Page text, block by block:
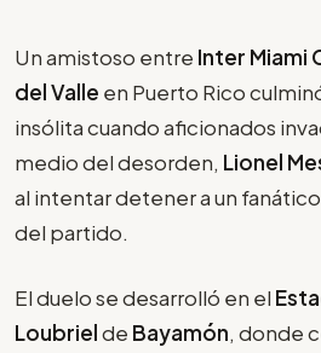
Un amistoso entre Inter Miami
del Valle en Puerto Rico
insólita cuando aficionados
medio del desorden, Lionel
al intentar detener a un
del partido.
El duelo se desarrolló en el
Loubrielde Bayamón, donde